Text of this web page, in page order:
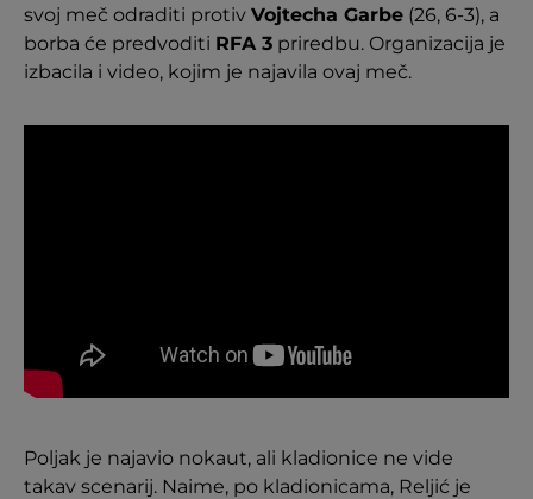
svoj meč odraditi protiv Vojtecha Garbe (26, 6-3), a
borba će predvoditi RFA 3 priredbu. Organizacija je
izbacila i video, kojim je najavila ovaj meč.
Poljak je najavio nokaut, ali kladionice ne vide
takav scenarij. Naime, po kladionicama, Reljić je